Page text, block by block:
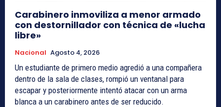
Carabinero inmoviliza a menor armado
con destornillador con técnica de «lucha
libre»
Nacional Agosto 4, 2026
Un estudiante de primero medio agredió a una compañera
dentro de la sala de clases, rompió un ventanal para
escapar y posteriormente intentó atacar con un arma
blanca a un carabinero antes de ser reducido.